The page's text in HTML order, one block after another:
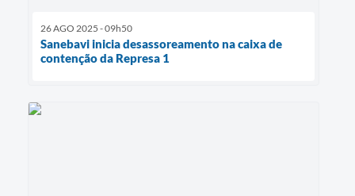
26 AGO 2025 - 09h50
Sanebavi inicia desassoreamento na caixa de
contenção da Represa 1